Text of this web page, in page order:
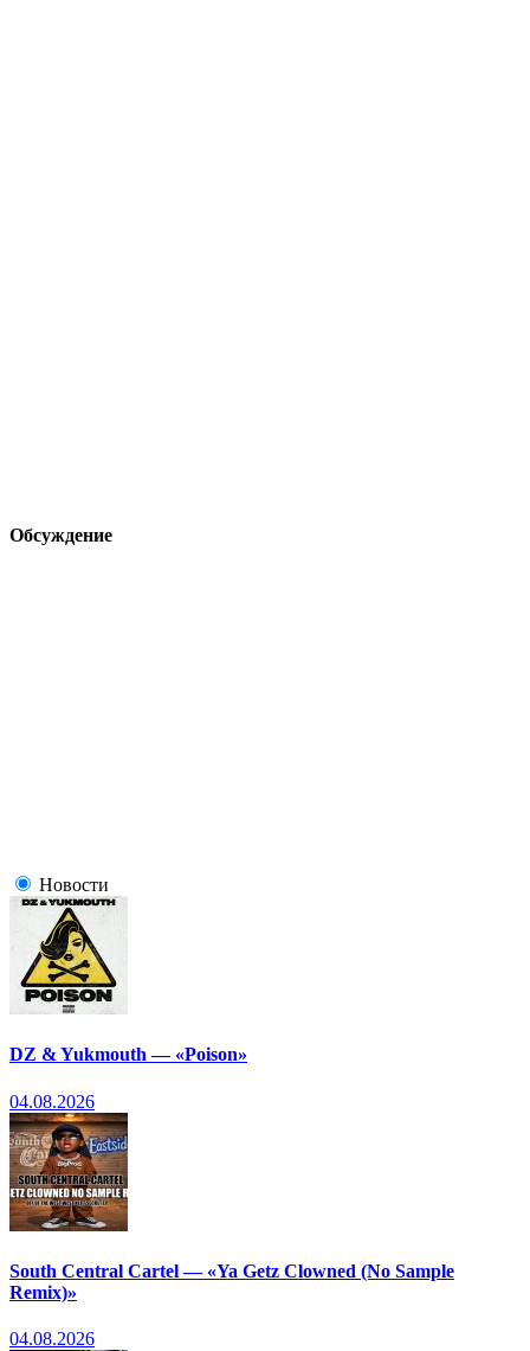
Обсуждение
Новости
DZ & Yukmouth — «Poison»
04.08.2026
South Central Cartel — «Ya Getz Clowned (No Sample
Remix)»
04.08.2026